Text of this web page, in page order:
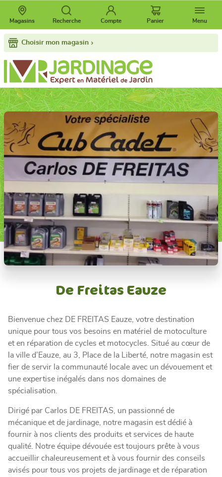
Choisir mon magasin
Magasins Recherche Compte Panier Menu
De Freitas Eauze
Bienvenue chez DE FREITAS Eauze, votre destination
unique pour tous vos besoins en matériel de motoculture
et en réparation de cycles et motocycles. Situé au cœur de
la ville d’Eauze, au 3, Place de la Liberté, notre magasin est
fier de servir la communauté locale avec un dévouement et
une expertise inégalés dans nos domaines de
spécialisation.
Dirigé par Carlos DE FREITAS, un passionné de
mécanique et de jardinage, notre magasin est dédié à
fournir à nos clients des produits et services de haute
qualité. Notre équipe dévouée est toujours prête à vous
accueillir chaleureusement et à vous fournir des conseils
avisés pour tous vos projets de jardinage et de réparation